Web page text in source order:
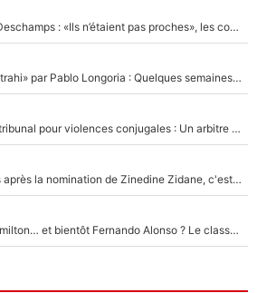
Zinédine Zidane et Didier Deschamps : «Ils n’étaient pas proches», les confidences d’un membre de l’équipe de France 1998 sur leur relation spéciale
Medhi Benatia s'est «senti trahi» par Pablo Longoria : Quelques semaines après son départ, l'ancien directeur de football de l'OM règle ses comptes
Des terrains de Ligue 1 au tribunal pour violences conjugales : Un arbitre français encourt une peine de 18 mois de prison !
Equipe de France : 10 jours après la nomination de Zinedine Zidane, c'est au tour de son fils de prendre un nouveau départ !
Max Verstappen, Lewis Hamilton… et bientôt Fernando Alonso ? Le classement des pilotes les mieux payés en Formule 1 risque de changer !